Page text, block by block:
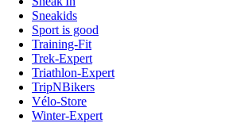
Sneakids
Sport is good
Training-Fit
Trek-Expert
Triathlon-Expert
TripNBikers
Vélo-Store
Winter-Expert